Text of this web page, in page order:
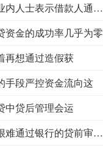
此外有业内人士表示借款人通过造假的方
资金的成功率几乎为零
再想通过造假获
手段严控资金流向这
中贷后管理会运
款用途很难通过银行的贷前审查加之银行均已